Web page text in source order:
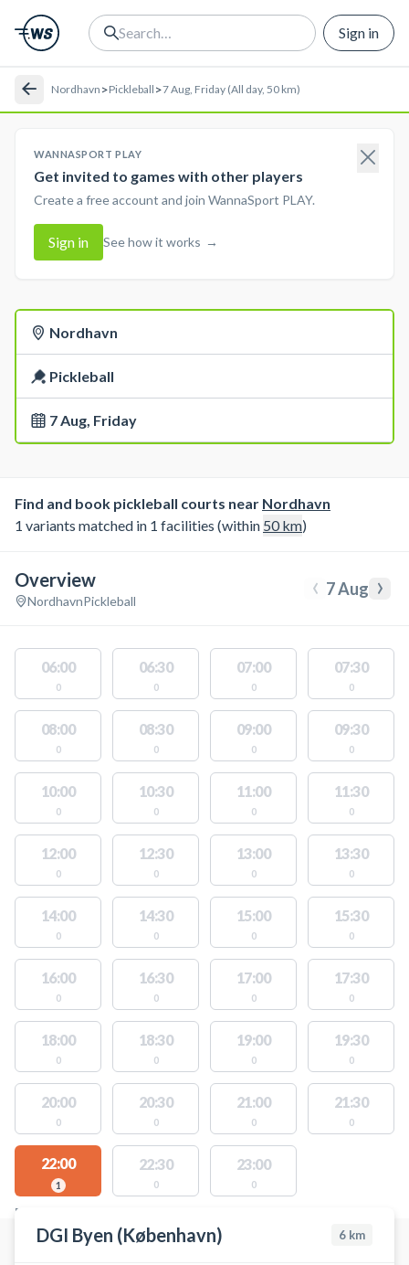
Sign in
Nordhavn >Pickleball >7 Aug, Friday (All day, 50 km)
WANNASPORT PLAY
Get invited to games with other players
Create a free account and join WannaSport PLAY.
Sign in See how it works →
Nordhavn
Pickleball
7 Aug, Friday
Find and book pickleball courts near Nordhavn
1 variants matched in 1 facilities (within 50km)
Overview
NordhavnPickleball ‹ 7 Aug ›
06:00
0
06:30
0
07:00
0
07:30
0
08:00
0
08:30
0
09:00
0
09:30
0
10:00
0
10:30
0
11:00
0
11:30
0
12:00
0
12:30
0
13:00
0
13:30
0
14:00
0
14:30
0
15:00
0
15:30
0
16:00
0
16:30
0
17:00
0
17:30
0
18:00
0
18:30
0
19:00
0
19:30
0
20:00
0
20:30
0
21:00
0
21:30
0
22:00
1
22:30
0
23:00
0
FACILITIES WITH AVAILABLE ACTIVITIES
DGI Byen (København) 6 km